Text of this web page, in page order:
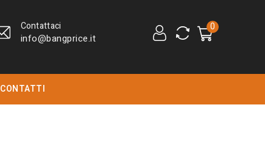
0
Contattaci
info@bangprice.it
CONTATTI